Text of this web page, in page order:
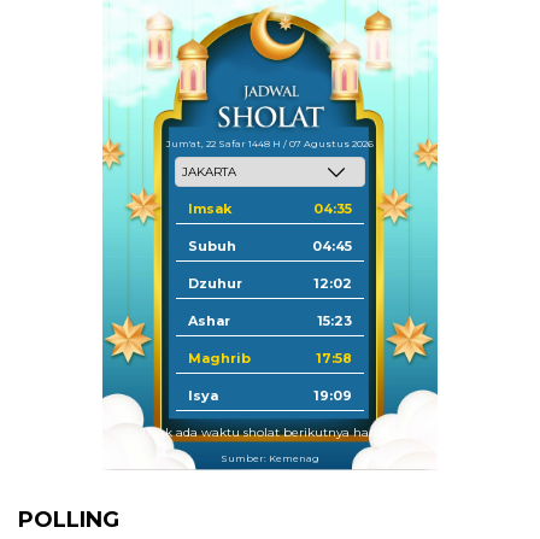
Jum'at, 22 Safar 1448 H / 07 Agustus 2026
Imsak 04:35
Subuh 04:45
Dzuhur 12:02
Ashar 15:23
Maghrib 17:58
Isya 19:09
Tidak ada waktu sholat berikutnya hari ini.
Sumber: Kemenag
POLLING